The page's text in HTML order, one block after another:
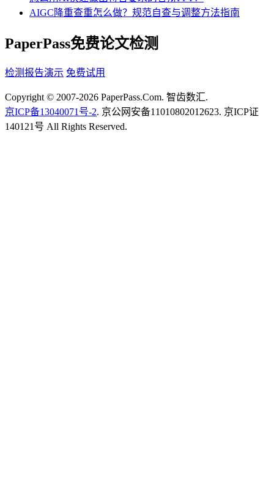
AIGC降重查重怎么做？规范自查与调整方法指南
PaperPass免费论文检测
检测报告演示 免费试用
Copyright © 2007-2026 PaperPass.Com. 智齿数汇.
京ICP备13040071号-2. 京公网安备11010802012623. 京ICP证
140121号 All Rights Reserved.